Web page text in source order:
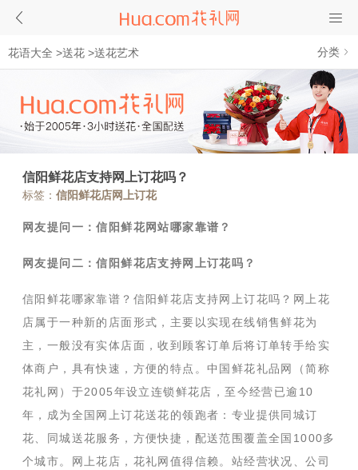
花语大全 >送花 >送花艺术 分类
信阳鲜花店支持网上订花吗？
标签： 信阳鲜花店网上订花
网友提问一：信阳鲜花网站哪家靠谱？
网友提问二：信阳鲜花店支持网上订花吗？
信阳鲜花哪家靠谱？信阳鲜花店支持网上订花吗？网上花
店属于一种新的店面形式，主要以实现在线销售鲜花为
主，一般没有实体店面，收到顾客订单后将订单转手给实
体商户，具有快速，方便的特点。中国鲜花礼品网（简称
花礼网）于2005年设立连锁鲜花店，至今经营已逾10
年，成为全国网上订花送花的领跑者：专业提供同城订
花、同城送花服务，方便快捷，配送范围覆盖全国1000多
个城市。网上花店，花礼网值得信赖。站经营状况、公司